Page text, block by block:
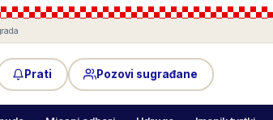
Prati Pozovi sugrađane